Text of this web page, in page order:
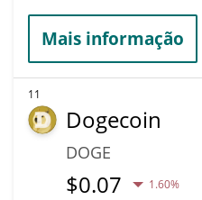
Mais informação
11
Dogecoin
DOGE
$0.07 1.60%